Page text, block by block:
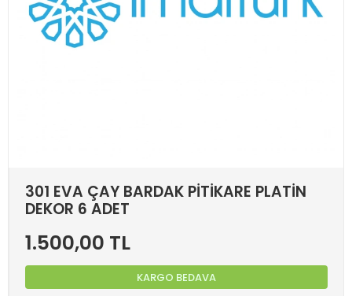
301 EVA ÇAY BARDAK PİTİKARE PLATİN
DEKOR 6 ADET
1.500,00 TL
KARGO BEDAVA